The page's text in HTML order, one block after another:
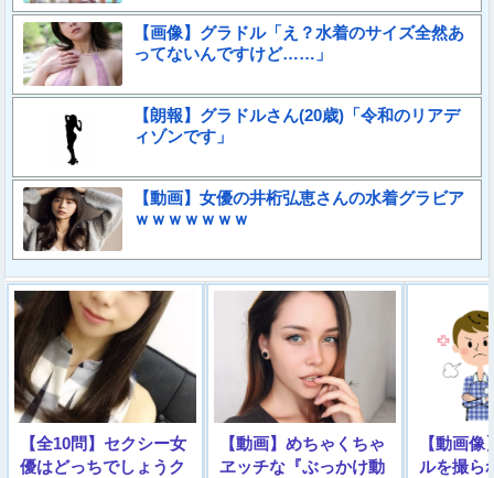
【画像】グラドル「え？水着のサイズ全然あ
ってないんですけど……」
【朗報】グラドルさん(20歳)「令和のリアデ
ィゾンです」
【動画】女優の井桁弘恵さんの水着グラビア
ｗｗｗｗｗｗｗ
【全10問】セクシー女
優はどっちでしょうク
【動画】めちゃくちゃ
ヱッチな『ぶっかけ動
【動画
ルを撮ら